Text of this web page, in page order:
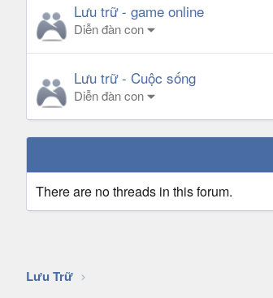
Lưu trữ - game online
Diễn đàn con
Lưu trữ - Cuộc sống
Diễn đàn con
There are no threads in this forum.
Lưu Trữ